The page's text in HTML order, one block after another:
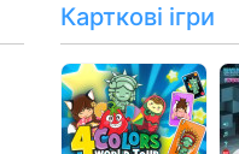
Карткові ігри